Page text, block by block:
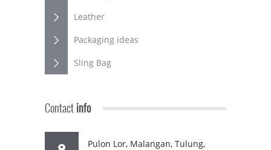
Leather
Packaging ideas
Sling Bag
Contactinfo
Pulon Lor, Malangan, Tulung,